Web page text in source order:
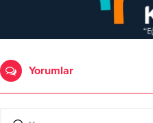
Yorumlar